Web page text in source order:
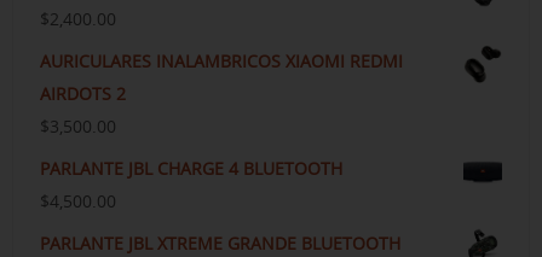
$2,400.00
AURICULARES INALAMBRICOS XIAOMI REDMI
AIRDOTS 2
$3,500.00
PARLANTE JBL CHARGE 4 BLUETOOTH
$4,500.00
PARLANTE JBL XTREME GRANDE BLUETOOTH